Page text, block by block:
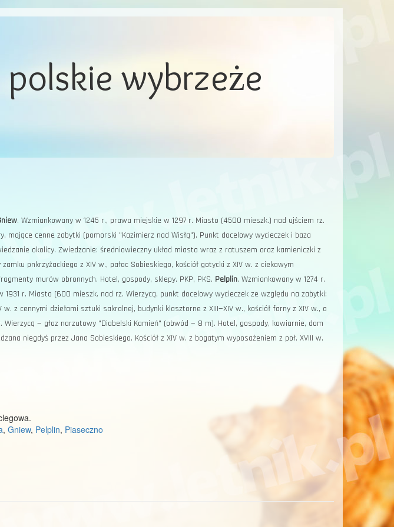
wybrzeże
. Wzmiankowany w 1245 r., prawa miejskie w 1297 r. Miasto (4500 mieszk.) nad ujściem rz.
mające cenne zabytki (pomorski "Kazimierz nad Wisłą"). Punkt docelowy wycieczek i baza
okolicy. Zwiedzanie: średniowieczny układ miasta wraz z ratuszem oraz kamieniczki z
zamku pnkrzyżackiego z XIV w., pałac Sobieskiego, kościół gotycki z XIV w. z ciekawym
murów obronnych. Hotel, gospody, sklepy. PKP, PKS. Pelplin. Wzmiankowany w 1274 r.
1931 r. Miasto (600 mieszk. nad rz. Wierzycą, punkt docelowy wycieczek ze względu na zabytki:
w. z cennymi dziełami sztuki sakralnej, budynki klasztorne z XIII—XIV w., kościół farny z XIV w., a
Wierzycą — głaz narzutowy "Diabelski Kamień" (obwód — 8 m). Hotel, gospody, kawiarnie, dom
niegdyś przez Jana Sobieskiego. Kościół z XIV w. z bogatym wyposażeniem z poł. XVIII w.
, Gniew, Pelplin, Piaseczno